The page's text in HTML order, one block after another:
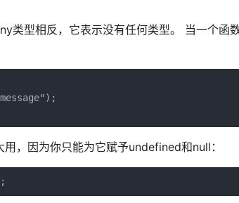
类型相反，它表示没有任何类型。 当一个函
，因为你只能为它赋予undefined和null：